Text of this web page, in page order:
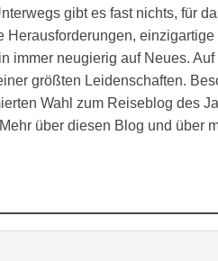
gibt es fast nichts, für
Herausforderungen,
immer neugierig auf Neues.
größten Leidenschaften.
Wahl zum Reiseblog des
über diesen Blog und über